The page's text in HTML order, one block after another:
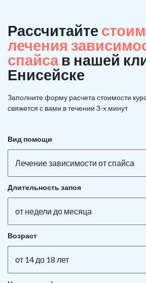
Рассчитайте
лечения
спайса в нашей
Енисейске
Заполните форму расчета стоимости
свяжется с вами в течении 3-х минут
Вид помощи
Лечение зависимости от спайса
Длительность запоя
от недели до месяца
Возраст
от 14 до 18 лет